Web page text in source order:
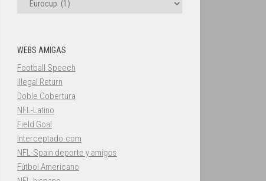
WEBS AMIGAS
Football Speech
Illegal Return
Doble Cobertura
NFL-Latino
Field Goal
Interceptado.com
NFL-Spain deporte y amigos
Fútbol Americano